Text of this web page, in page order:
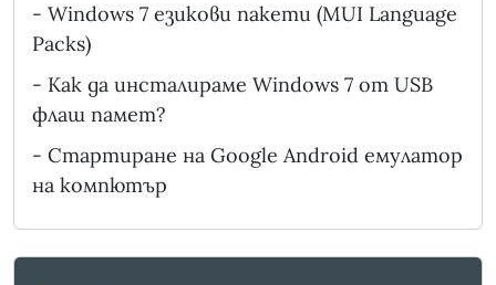
- Windows 7 езикови пакети (MUI Language
Packs)
- Как да инсталираме Windows 7 от USB
флаш памет?
- Стартиране на Google Android емулатор
на компютър